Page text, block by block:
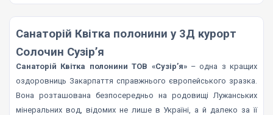
Санаторій Квітка полонини у 3Д курорт
Солочин Сузір’я
Санаторій Квітка полонини ТОВ «Сузір’я»– одна з кращих
оздоровниць Закарпаття справжнього європейського зразка.
Вона розташована безпосередньо на родовищі Лужанських
мінеральних вод, відомих не лише в Україні, а й далеко за її